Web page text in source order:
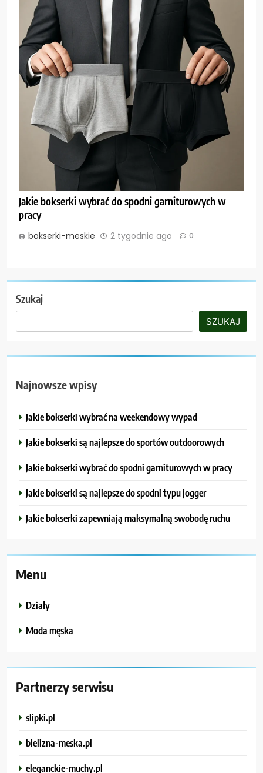
Jakie bokserki wybrać do spodni garniturowych w
pracy
bokserki-meskie 2 tygodnie ago 0
Szukaj
SZUKAJ
Najnowsze wpisy
Jakie bokserki wybrać na weekendowy wypad
Jakie bokserki są najlepsze do sportów outdoorowych
Jakie bokserki wybrać do spodni garniturowych w pracy
Jakie bokserki są najlepsze do spodni typu jogger
Jakie bokserki zapewniają maksymalną swobodę ruchu
Menu
Działy
Moda męska
Partnerzy serwisu
slipki.pl
bielizna-meska.pl
eleganckie-muchy.pl